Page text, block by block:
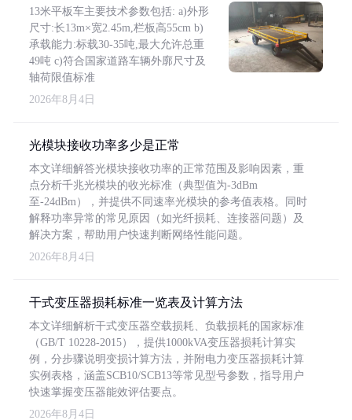
13米平板车主要技术参数包括: a)外形
尺寸:长13m×宽2.45m,栏板高55cm b)
承载能力:标载30-35吨,最大允许总重
49吨 c)符合国家道路车辆外廓尺寸及
轴荷限值标准
2026年8月4日
光模块接收功率多少是正常
本文详细解答光模块接收功率的正常范围及影响因素，重
点分析千兆光模块的收光标准（典型值为-3dBm
至-24dBm），并提供不同速率光模块的参考值表格。同时
解释功率异常的常见原因（如光纤损耗、连接器问题）及
解决方案，帮助用户快速判断网络性能问题。
2026年8月4日
干式变压器损耗标准一览表及计算方法
本文详细解析干式变压器空载损耗、负载损耗的国家标准
（GB/T 10228-2015），提供1000kVA变压器损耗计算实
例，分步骤说明变损计算方法，并附电力变压器损耗计算
实例表格，涵盖SCB10/SCB13等常见型号参数，指导用户
快速掌握变压器能效评估要点。
2026年8月4日